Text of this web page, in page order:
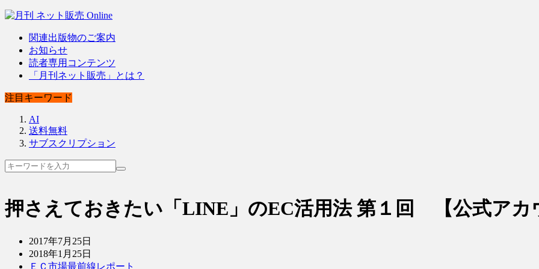
関連出版物のご案内
お知らせ
読者専用コンテンツ
「月刊ネット販売」とは？
注目キーワード
AI
送料無料
サブスクリプション
押さえておきたい「LINE」のEC活用法 第１回 【公式アカ
2017年7月25日
2018年1月25日
ＥＣ市場最前線レポート